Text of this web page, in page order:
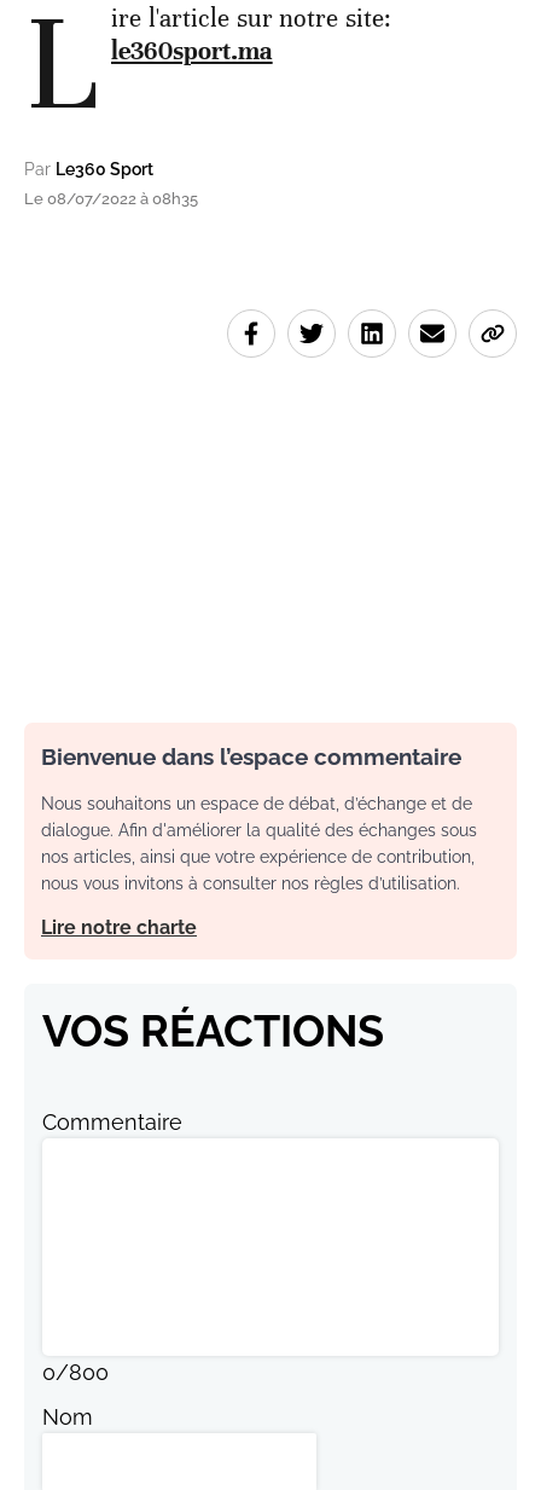
L ire l'article sur notre site:
le360sport.ma
Par Le360 Sport
Le 08/07/2022 à 08h35
Bienvenue dans l’espace commentaire
Nous souhaitons un espace de débat, d’échange et de
dialogue. Afin d'améliorer la qualité des échanges sous
nos articles, ainsi que votre expérience de contribution,
nous vous invitons à consulter nos règles d’utilisation.
Lire notre charte
VOS RÉACTIONS
Commentaire
0/800
Nom